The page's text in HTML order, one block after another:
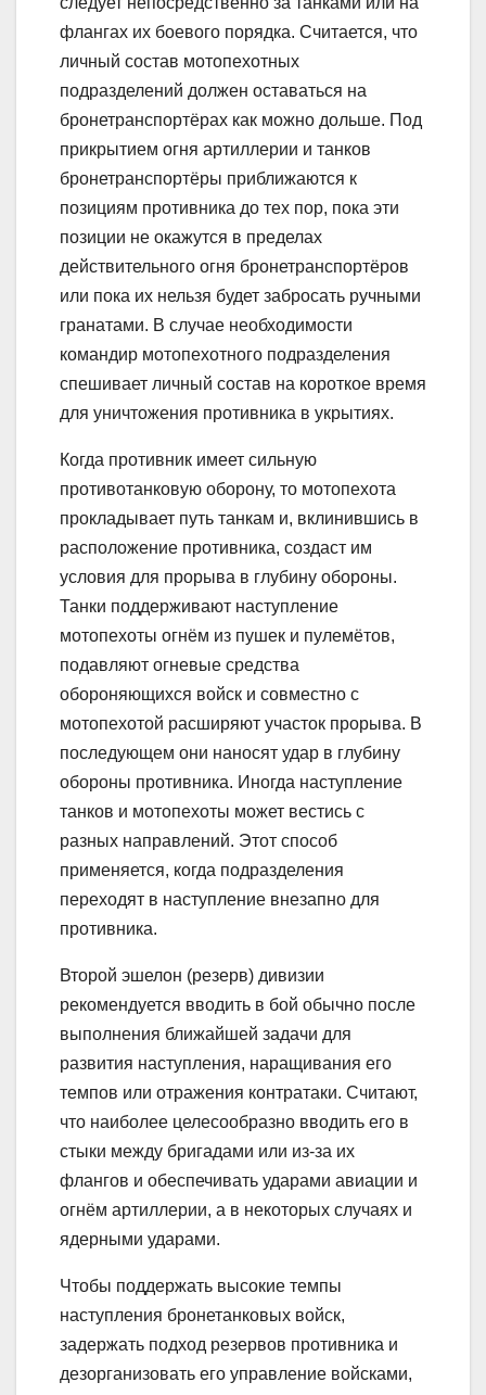
флангах их боевого порядка. Считается, что
личный состав мотопехотных
подразделений должен оставаться на
бронетранспортёрах как можно дольше. Под
прикрытием огня артиллерии и танков
бронетранспортёры приближаются к
позициям противника до тех пор, пока эти
позиции не окажутся в пределах
действительного огня бронетранспортёров
или пока их нельзя будет забросать ручными
гранатами. В случае необходимости
командир мотопехотного подразделения
спешивает личный состав на короткое время
для уничтожения противника в укрытиях.
Когда противник имеет сильную
противотанковую оборону, то мотопехота
прокладывает путь танкам и, вклинившись в
расположение противника, создаст им
условия для прорыва в глубину обороны.
Танки поддерживают наступление
мотопехоты огнём из пушек и пулемётов,
подавляют огневые средства
обороняющихся войск и совместно с
мотопехотой расширяют участок прорыва. В
последующем они наносят удар в глубину
обороны противника. Иногда наступление
танков и мотопехоты может вестись с
разных направлений. Этот способ
применяется, когда подразделения
переходят в наступление внезапно для
противника.
Второй эшелон (резерв) дивизии
рекомендуется вводить в бой обычно после
выполнения ближайшей задачи для
развития наступления, наращивания его
темпов или отражения контратаки. Считают,
что наиболее целесообразно вводить его в
стыки между бригадами или из-за их
флангов и обеспечивать ударами авиации и
огнём артиллерии, а в некоторых случаях и
ядерными ударами.
Чтобы поддержать высокие темпы
наступления бронетанковых войск,
задержать подход резервов противника и
дезорганизовать его управление войсками,